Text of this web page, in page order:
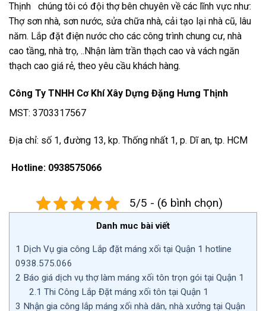
Thịnh chúng tôi có đội thợ bên chuyên về các lĩnh vực như:
Thợ sơn nhà, sơn nước, sửa chữa nhà, cải tạo lại nhà cũ, lâu
năm. Lắp đặt điện nước cho các công trình chung cư, nhà
cao tầng, nhà trọ, ..Nhận làm trần thạch cao và vách ngăn
thạch cao giá rẻ, theo yêu cầu khách hàng.
Công Ty TNHH Cơ Khí Xây Dựng Đặng Hưng Thịnh
MST: 3703317567
Địa chỉ: số 1, đường 13, kp. Thống nhất 1, p. Dĩ an, tp. HCM
Hotline: 0938575066
5/5 - (6 bình chọn)
Danh muc bài viết
1 Dịch Vụ gia công Lắp đặt máng xối tại Quận 1 hotline
0938.575.066
2 Báo giá dịch vụ thợ làm máng xối tôn trọn gói tại Quận 1
2.1 Thi Công Lắp Đặt máng xối tôn tại Quận 1
3 Nhận gia công lắp máng xối nhà dân, nhà xưởng tại Quận